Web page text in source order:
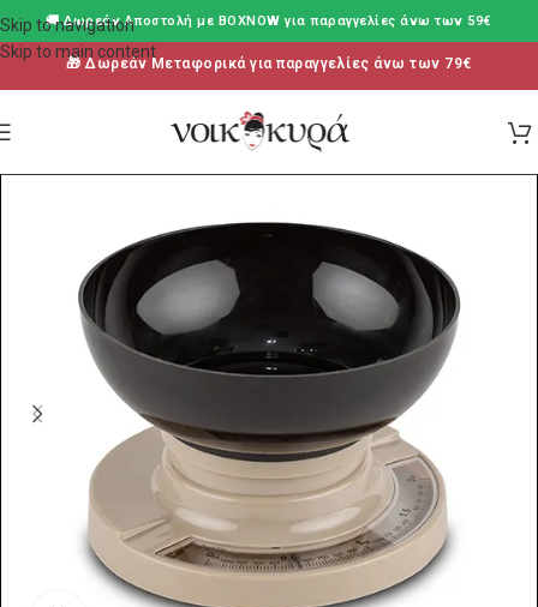
Skip to navigation
Skip to main content
🚚 Δωρεάν Aποστολή με BOXNOW για παραγγελίες άνω των 59€
🎁 Δωρεάν Μεταφορικά για παραγγελίες άνω των 79€